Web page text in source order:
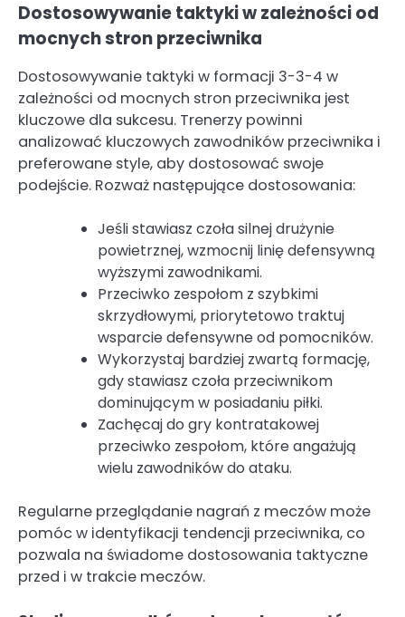
Dostosowywanie taktyki w zależności od
mocnych stron przeciwnika
Dostosowywanie taktyki w formacji 3-3-4 w
zależności od mocnych stron przeciwnika jest
kluczowe dla sukcesu. Trenerzy powinni
analizować kluczowych zawodników przeciwnika i
preferowane style, aby dostosować swoje
podejście. Rozważ następujące dostosowania:
Jeśli stawiasz czoła silnej drużynie
powietrznej, wzmocnij linię defensywną
wyższymi zawodnikami.
Przeciwko zespołom z szybkimi
skrzydłowymi, priorytetowo traktuj
wsparcie defensywne od pomocników.
Wykorzystaj bardziej zwartą formację,
gdy stawiasz czoła przeciwnikom
dominującym w posiadaniu piłki.
Zachęcaj do gry kontratakowej
przeciwko zespołom, które angażują
wielu zawodników do ataku.
Regularne przeglądanie nagrań z meczów może
pomóc w identyfikacji tendencji przeciwnika, co
pozwala na świadome dostosowania taktyczne
przed i w trakcie meczów.